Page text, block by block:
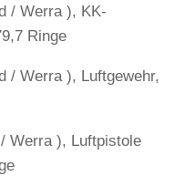
/ Werra ), KK-
Ringe
/ Werra ), Luftgewehr,
Werra ), Luftpistole